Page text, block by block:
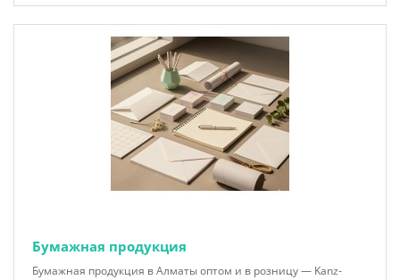
Бумажная продукция
Бумажная продукция в Алматы оптом и в розницу — Kanz-